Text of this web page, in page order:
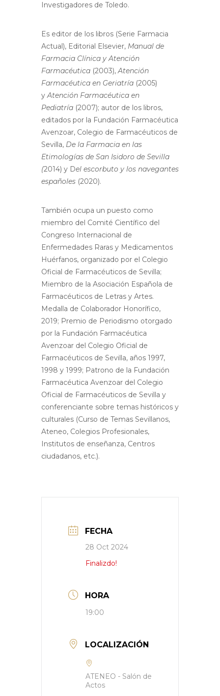
Investigadores de Toledo.
Es editor de los libros (Serie Farmacia
Actual), Editorial Elsevier, Manual de
Farmacia Clínica y Atención
Farmacéutica (2003),Atención
Farmacéutica en Geriatría (2005)
yAtención Farmacéutica en
Pediatría (2007); autor de los libros,
editados por la Fundación Farmacéutica
Avenzoar, Colegio de Farmacéuticos de
Sevilla, De la Farmacia en las
Etimologías de San Isidoro de Sevilla
(2014) y Del escorbuto y los navegantes
españoles (2020).
También ocupa un puesto como
miembro del Comité Científico del
Congreso Internacional de
Enfermedades Raras y Medicamentos
Huérfanos, organizado por el Colegio
Oficial de Farmacéuticos de Sevilla;
Miembro de la Asociación Española de
Farmacéuticos de Letras y Artes.
Medalla de Colaborador Honorífico,
2019; Premio de Periodismo otorgado
por la Fundación Farmacéutica
Avenzoar del Colegio Oficial de
Farmacéuticos de Sevilla, años 1997,
1998 y 1999; Patrono de la Fundación
Farmacéutica Avenzoar del Colegio
Oficial de Farmacéuticos de Sevilla y
conferenciante sobre temas históricos y
culturales (Curso de Temas Sevillanos,
Ateneo, Colegios Profesionales,
Institutos de enseñanza, Centros
ciudadanos, etc.).
FECHA
28 Oct 2024
Finalizdo!
HORA
19:00
LOCALIZACIÓN
ATENEO - Salón de
Actos